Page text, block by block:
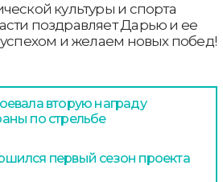
культуры и спорта
поздравляет Дарью и ее
и желаем новых побед!
вторую награду
по стрельбе
первый сезон проекта